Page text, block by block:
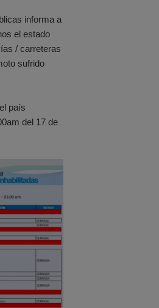
informa a
el estado
/ carreteras
sufrido
país
del 17 de